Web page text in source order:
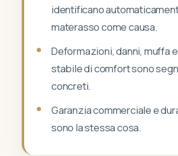
identificano
materasso come causa.
Deformazioni, danni, muffa
stabile di comfort sono
concreti.
Garanzia commerciale e
sono la stessa cosa.